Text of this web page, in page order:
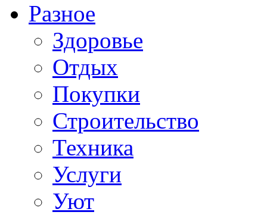
Разное
Здоровье
Отдых
Покупки
Строительство
Техника
Услуги
Уют